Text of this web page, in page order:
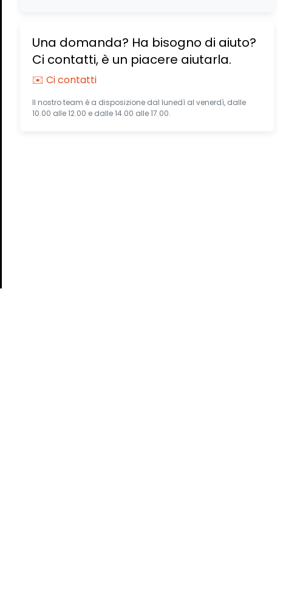
Una domanda? Ha bisogno di aiuto?
Ci contatti, è un piacere aiutarla.
✉️ Ci contatti
Il nostro team è a disposizione dal lunedì al venerdì, dalle
10.00 alle 12.00 e dalle 14.00 alle 17.00.